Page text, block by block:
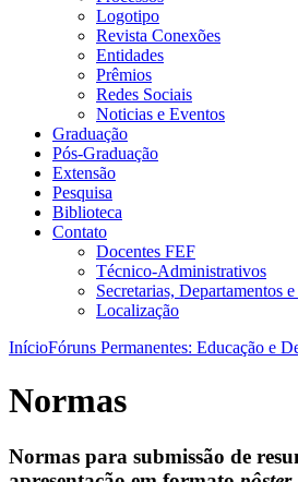
Logotipo
Revista Conexões
Entidades
Prêmios
Redes Sociais
Noticias e Eventos
Graduação
Pós-Graduação
Extensão
Pesquisa
Biblioteca
Contato
Docentes FEF
Técnico-Administrativos
Secretarias, Departamentos
Localização
InícioFóruns Permanentes: Educação e
Normas
Normas para submissão de